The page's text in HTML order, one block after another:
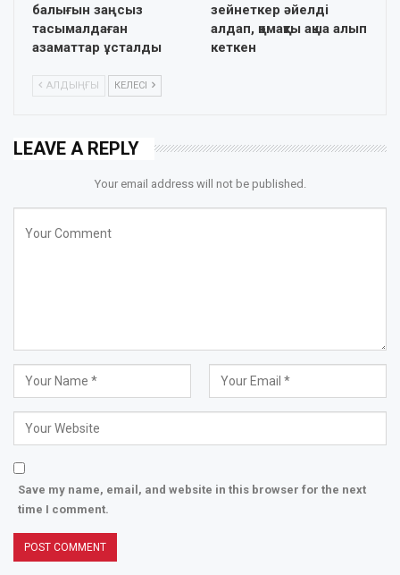
балығын заңсыз
тасымалдаған
азаматтар ұсталды
зейнеткер әйелді
алдап, қомақты ақша алып
кеткен
АЛДЫҢҒЫ КЕЛЕСІ
LEAVE A REPLY
Your email address will not be published.
Save my name, email, and website in this browser for the next
time I comment.